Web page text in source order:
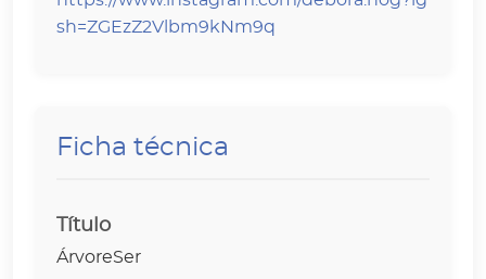
sh=ZGEzZ2Vlbm9kNm9q
Ficha técnica
Título
ÁrvoreSer